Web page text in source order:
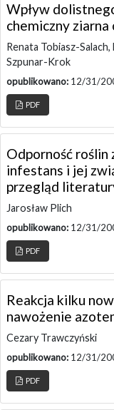
Wpływ
chemiczny ziarna
Renata Tobiasz-
Szpunar-Krok
opublikowano: 12/31/
PDF
Odporność roślin
infestans i jej
przegląd
Jarosław Plich
opublikowano: 12/31/
PDF
Reakcja kilku
nawożenie
Cezary Trawczyński
opublikowano: 12/31/
PDF